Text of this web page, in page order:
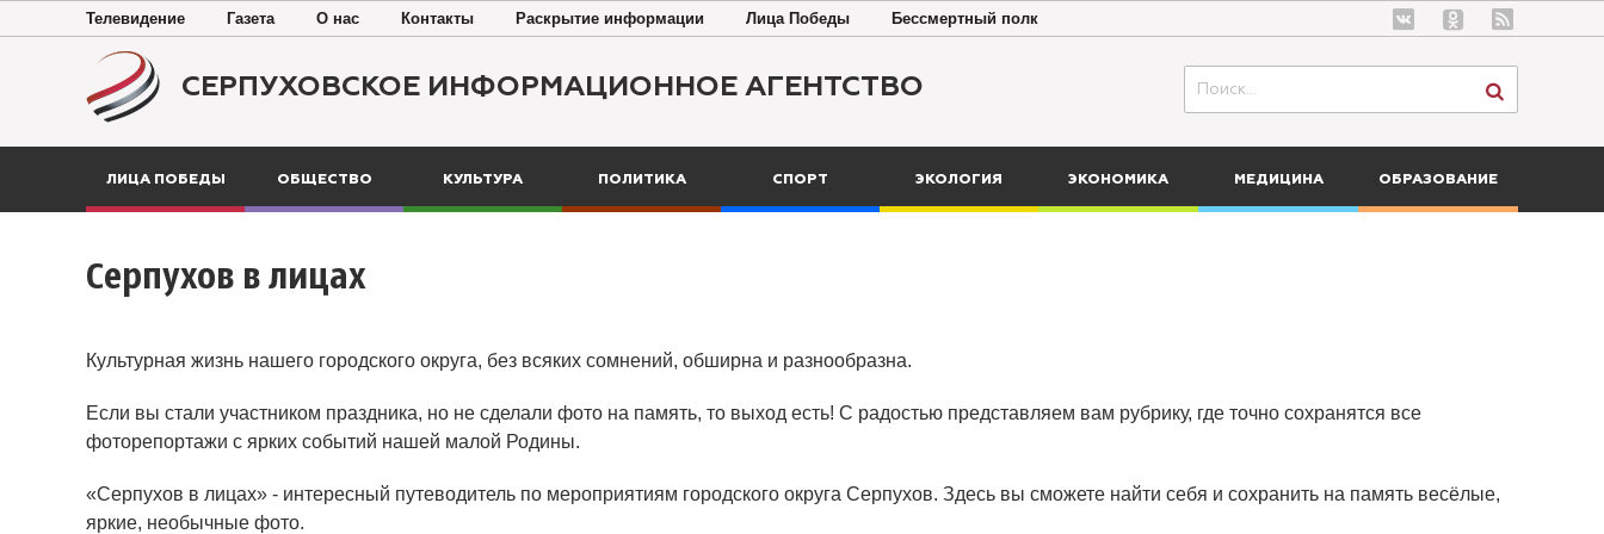
Телевидение Газета О нас Контакты Раскрытие информации Лица Победы Бессмертный полк
СЕРПУХОВСКОЕ ИНФОРМАЦИОННОЕ АГЕНТСТВО
ЛИЦА ПОБЕДЫ ОБЩЕСТВО КУЛЬТУРА ПОЛИТИКА СПОРТ ЭКОЛОГИЯ ЭКОНОМИКА МЕДИЦИНА ОБРАЗОВАНИЕ
Серпухов в лицах
Культурная жизнь нашего городского округа, без всяких сомнений, обширна и разнообразна.
Если вы стали участником праздника, но не сделали фото на память, то выход есть! С радостью представляем вам рубрику, где точно сохранятся все
фоторепортажи с ярких событий нашей малой Родины.
«Серпухов в лицах» - интересный путеводитель по мероприятиям городского округа Серпухов. Здесь вы сможете найти себя и сохранить на память весёлые,
яркие, необычные фото.